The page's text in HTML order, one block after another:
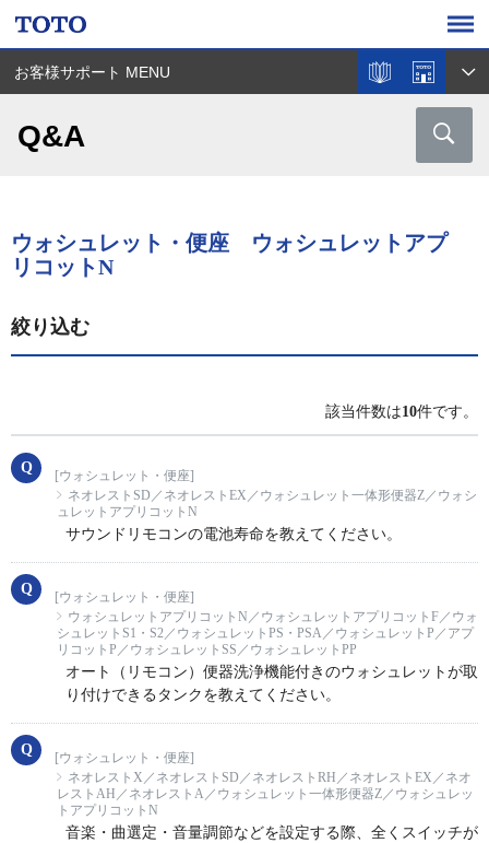
お客様サポート MENU
Q&A
ウォシュレット・便座 ウォシュレットアプ
リコットN
絞り込む
該当件数は10件です。
[ウォシュレット・便座]
ネオレストSD／ネオレストEX／ウォシュレット一体形便器Z／ウォシ
ュレットアプリコットN
サウンドリモコンの電池寿命を教えてください。
[ウォシュレット・便座]
ウォシュレットアプリコットN／ウォシュレットアプリコットF／ウォ
シュレットS1・S2／ウォシュレットPS・PSA／ウォシュレットP／アプ
リコットP／ウォシュレットSS／ウォシュレットPP
オート（リモコン）便器洗浄機能付きのウォシュレットが取
り付けできるタンクを教えてください。
[ウォシュレット・便座]
ネオレストX／ネオレストSD／ネオレストRH／ネオレストEX／ネオ
レストAH／ネオレストA／ウォシュレット一体形便器Z／ウォシュレッ
トアプリコットN
音楽・曲選定・音量調節などを設定する際、全くスイッチが